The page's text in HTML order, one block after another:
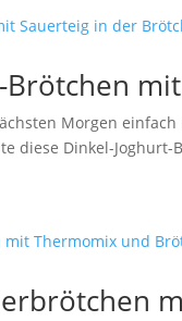
Brötchen
Morgen
diese Dinkel-Joghurt-